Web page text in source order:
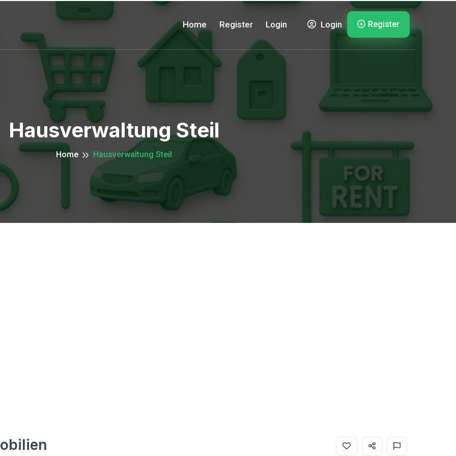
Home Register Login Login Register
Hausverwaltung Steil
Home Hausverwaltung Steil